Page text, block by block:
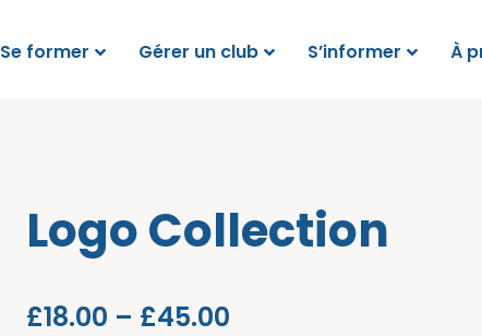
Se former Gérer un club S’informer À
Logo Collection
£18.00 – £45.00